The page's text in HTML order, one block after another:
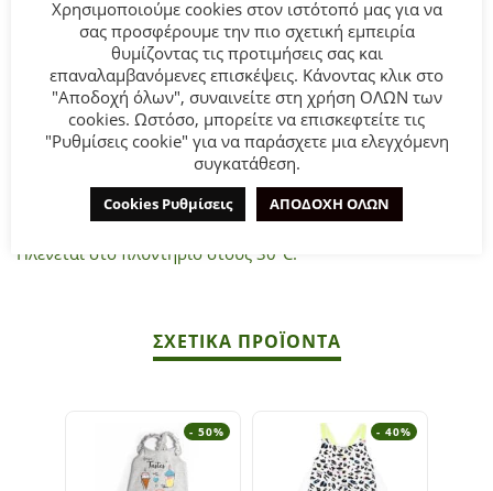
Παιδικό σετ κολάν Sprint για κορίτσι από 6 έως 16 ετών.
Μπλούζα σε μαύρο χρώμα με τύπωμα και ποδηλατικό
κολάν σε μαύρο χρώμα.
75% COTTON-20% POLYESTER-5% ELASTAN.
ΣΥΜΒΟΥΛΕΣ
Πλένεται στο πλυντήριο στους 30°C.
ΣΧΕΤΙΚΆ ΠΡΟΪΌΝΤΑ
- 50% - 40%
Χρησιμοποιούμε cookies στον ιστότοπό μας για να
σας προσφέρουμε την πιο σχετική εμπειρία
θυμίζοντας τις προτιμήσεις σας και
επαναλαμβανόμενες επισκέψεις. Κάνοντας κλικ στο
"Αποδοχή όλων", συναινείτε στη χρήση ΟΛΩΝ των
cookies. Ωστόσο, μπορείτε να επισκεφτείτε τις
"Ρυθμίσεις cookie" για να παράσχετε μια ελεγχόμενη
συγκατάθεση.
Cookies Ρυθμίσεις ΑΠΟΔΟΧΗ ΟΛΩΝ